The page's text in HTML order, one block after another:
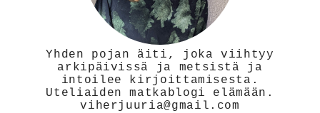
Yhden pojan äiti, joka viihtyy
arkipäivissä ja metsistä ja
intoilee kirjoittamisesta.
Uteliaiden matkablogi elämään.
viherjuuria@gmail.com